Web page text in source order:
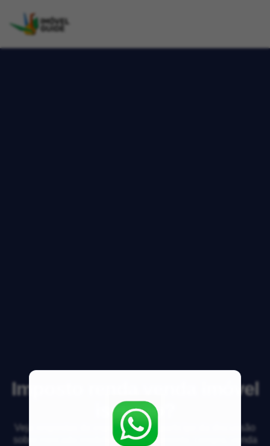
Imposto renda venda imóvel
isenção?
Veja respostas de especialistas e participe da discussão
sobre mercado imobiliário, financiamento, compra, venda